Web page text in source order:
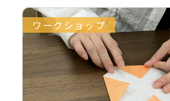
ワークショップ